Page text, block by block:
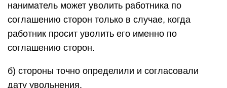
наниматель может уволить работника по
соглашению сторон только в случае, когда
работник просит уволить его именно по
соглашению сторон.
б) стороны точно определили и согласовали
дату увольнения.